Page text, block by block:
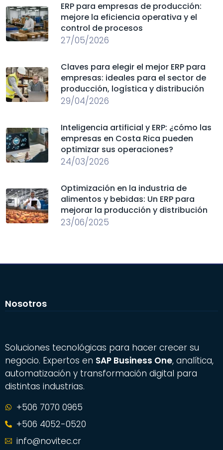
ERP para empresas de producción:
mejore la eficiencia operativa y el
control de procesos
27/05/2026
Claves para elegir el mejor ERP para
empresas: ideales para el sector de
producción, logística y distribución
29/04/2026
Inteligencia artificial y ERP: ¿cómo las
empresas en Costa Rica pueden
optimizar sus operaciones?
24/03/2026
Optimización en la industria de
alimentos y bebidas: Un ERP para
mejorar la producción y distribución
23/06/2025
Nosotros
Soluciones tecnológicas para hacer crecer su
negocio. Expertos en SAP Business One, analítica,
automatización y transformación digital para
distintas industrias.
+506 7070 0965
+506 4052-0520
info@novitec.cr